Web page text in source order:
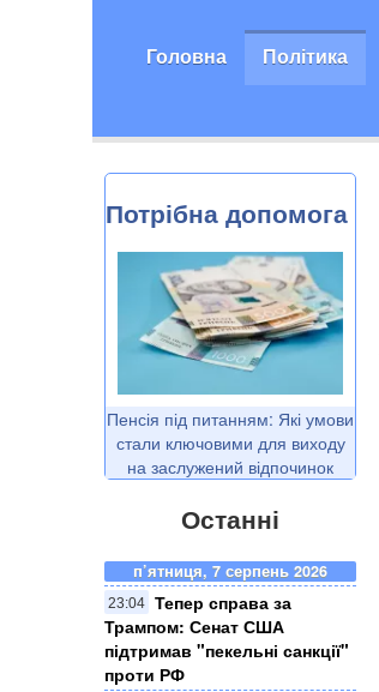
Головна Політика
Потрібна допомога
Пенсія під питанням: Які умови
стали ключовими для виходу
на заслужений відпочинок
Останні
п’ятниця, 7 серпень 2026
23:04 Тепер справа за
Трампом: Сенат США
підтримав "пекельні санкції"
проти РФ